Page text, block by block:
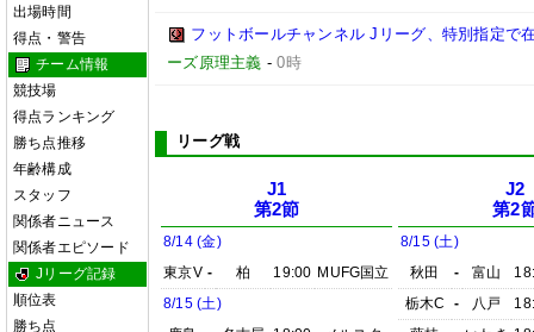
出場時間
得点・警告
チーム情報
競技場
得点ランキング
勝ち点推移
年齢構成
スタッフ
関係者ニュース
関係者エピソード
Jリーグ記録
順位表
勝ち点
フットボールチャンネル Jリーグ、特別指定で
ーズ原理主義 -0時
リーグ戦
J1
第2節
8/14 (金)
東京V - 柏 19:00 MUFG国立
8/15 (土)
J2
第2
8/15 (土)
秋田
- 富山
栃木C
- 八戸